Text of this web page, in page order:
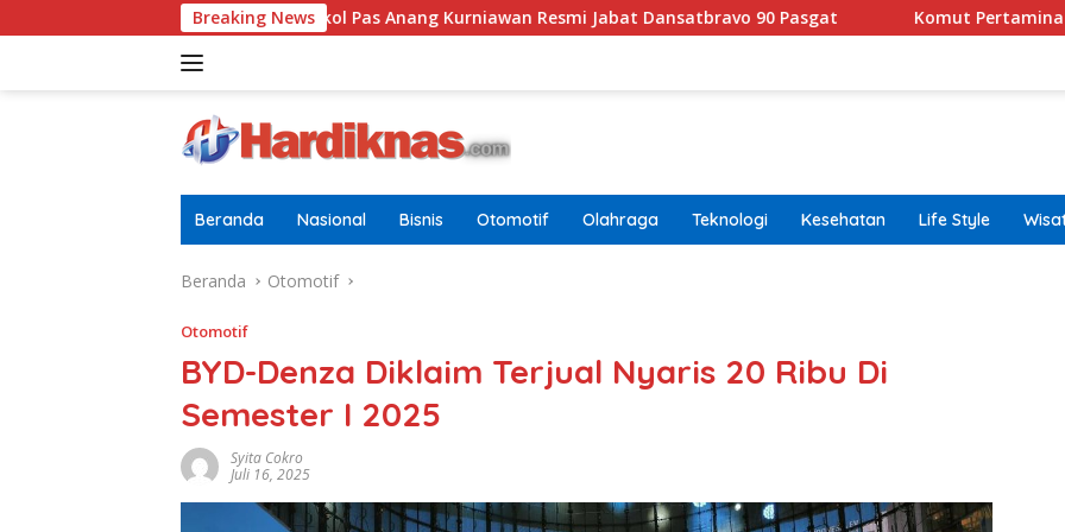
ke
Breaking News
Letkol Pas Anang Kurniawan Resmi Jabat Dansatbravo 90 Pasgat Komut Pertamina Tegaskan
Beranda Nasional Bisnis Otomotif Olahraga Teknologi Kesehatan Life Style
Beranda Otomotif
Otomotif
BYD-Denza Diklaim Terjual Nyaris 20 Ribu Di
Semester I 2025
Syita Cokro
Juli 16, 2025